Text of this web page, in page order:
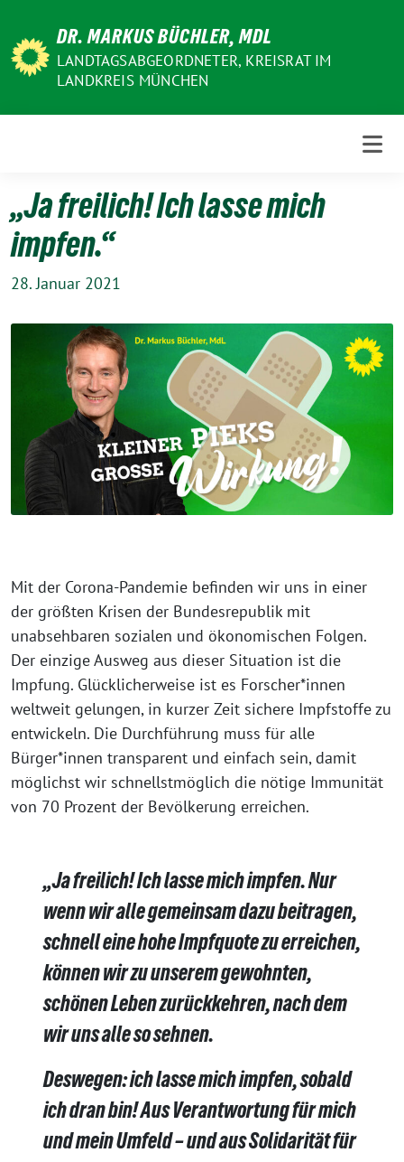
zum
Inhalt
DR. MARKUS BÜCHLER, MDL
LANDTAGSABGEORDNETER, KREISRAT IM
LANDKREIS MÜNCHEN
„Ja freilich! Ich lasse mich
impfen.“
28. Januar 2021
Mit der Corona-Pandemie befinden wir uns in einer
der größten Krisen der Bundesrepublik mit
unabsehbaren sozialen und ökonomischen Folgen.
Der einzige Ausweg aus dieser Situation ist die
Impfung. Glücklicherweise ist es Forscher*innen
weltweit gelungen, in kurzer Zeit sichere Impfstoffe zu
entwickeln. Die Durchführung muss für alle
Bürger*innen transparent und einfach sein, damit
möglichst wir schnellstmöglich die nötige Immunität
von 70 Prozent der Bevölkerung erreichen.
„Ja freilich! Ich lasse mich impfen. Nur
wenn wir alle gemeinsam dazu beitragen,
schnell eine hohe Impfquote zu erreichen,
können wir zu unserem gewohnten,
schönen Leben zurückkehren, nach dem
wir uns alle so sehnen.
Deswegen: ich lasse mich impfen, sobald
ich dran bin! Aus Verantwortung für mich
und mein Umfeld – und aus Solidarität für